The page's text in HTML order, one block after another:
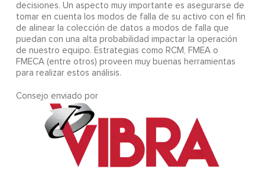
decisiones. Un aspecto muy importante es asegurarse de
tomar en cuenta los modos de falla de su activo con el fin
de alinear la colección de datos a modos de falla que
puedan con una alta probabilidad impactar la operación
de nuestro equipo. Estrategias como RCM, FMEA o
FMECA (entre otros) proveen muy buenas herramientas
para realizar estos análisis.
Consejo enviado por